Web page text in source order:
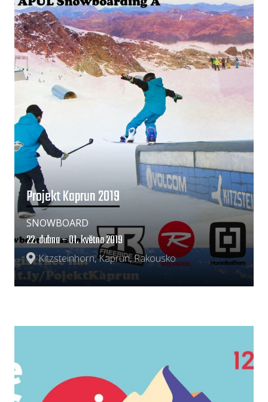
Projekt Kaprun 2019
Kitzsteinhorn, Kaprun, Rakousko
22. dubna – 01. května 2019
SNOWBOARD